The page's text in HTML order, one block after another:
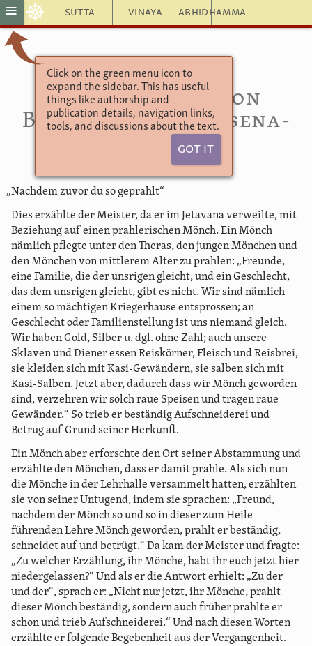
Sutta Vinaya Abhidhamma
≡ ☸
Click on the green menu icon to
expand the sidebar. This has useful
things like authorship and
publication details, navigation links,
tools, and discussions about the text.
Got It
Jātaka 80
Die Erzählung von
Bhimasena (Bhimasena-
Jātaka)
„Nachdem zuvor du so geprahlt“
Dies erzählte der Meister, da er im Jetavana verweilte, mit
Beziehung auf einen prahlerischen Mönch. Ein Mönch
nämlich pflegte unter den Theras, den jungen Mönchen und
den Mönchen von mittlerem Alter zu prahlen: „Freunde,
eine Familie, die der unsrigen gleicht, und ein Geschlecht,
das dem unsrigen gleicht, gibt es nicht. Wir sind nämlich
einem so mächtigen Kriegerhause entsprossen; an
Geschlecht oder Familienstellung ist uns niemand gleich.
Wir haben Gold, Silber u. dgl. ohne Zahl; auch unsere
Sklaven und Diener essen Reiskörner, Fleisch und Reisbrei,
sie kleiden sich mit Kasi-Gewändern, sie salben sich mit
Kasi-Salben. Jetzt aber, dadurch dass wir Mönch geworden
sind, verzehren wir solch raue Speisen und tragen raue
Gewänder.“ So trieb er beständig Aufschneiderei und
Betrug auf Grund seiner Herkunft.
Ein Mönch aber erforschte den Ort seiner Abstammung und
erzählte den Mönchen, dass er damit prahle. Als sich nun
die Mönche in der Lehrhalle versammelt hatten, erzählten
sie von seiner Untugend, indem sie sprachen: „Freund,
nachdem der Mönch so und so in dieser zum Heile
führenden Lehre Mönch geworden, prahlt er beständig,
schneidet auf und betrügt.“ Da kam der Meister und fragte:
„Zu welcher Erzählung, ihr Mönche, habt ihr euch jetzt hier
niedergelassen?“ Und als er die Antwort erhielt: „Zu der
und der“, sprach er: „Nicht nur jetzt, ihr Mönche, prahlt
dieser Mönch beständig, sondern auch früher prahlte er
schon und trieb Aufschneiderei.“ Und nach diesen Worten
erzählte er folgende Begebenheit aus der Vergangenheit.